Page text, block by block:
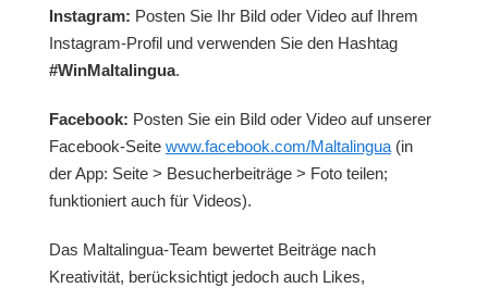
Instagram: Posten Sie Ihr Bild oder Video auf Ihrem
Instagram-Profil und verwenden Sie den Hashtag
#WinMaltalingua.
Facebook: Posten Sie ein Bild oder Video auf unserer
Facebook-Seite www.facebook.com/Maltalingua (in
der App: Seite > Besucherbeiträge > Foto teilen;
funktioniert auch für Videos).
Das Maltalingua-Team bewertet Beiträge nach
Kreativität, berücksichtigt jedoch auch Likes,